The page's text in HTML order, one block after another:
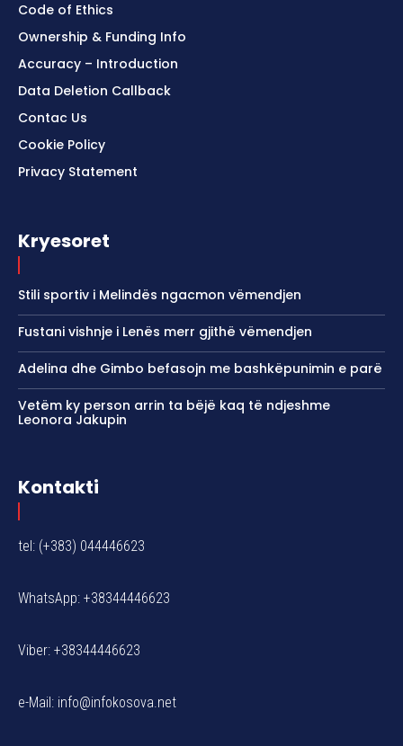
Code of Ethics
Ownership & Funding Info
Accuracy – Introduction
Data Deletion Callback
Contac Us
Cookie Policy
Privacy Statement
Kryesoret
Stili sportiv i Melindës ngacmon vëmendjen
Fustani vishnje i Lenës merr gjithë vëmendjen
Adelina dhe Gimbo befasojn me bashkëpunimin e parë
Vetëm ky person arrin ta bëjë kaq të ndjeshme
Leonora Jakupin
Kontakti
tel: (+383) 044446623
WhatsApp: +38344446623
Viber: +38344446623
e-Mail: info@infokosova.net